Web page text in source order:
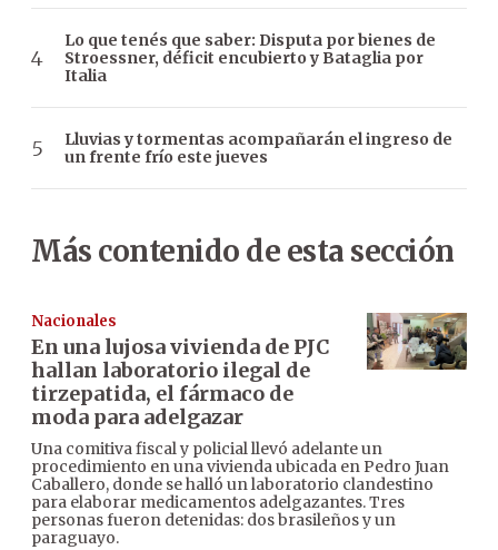
Lo que tenés que saber: Disputa por bienes de
Stroessner, déficit encubierto y Bataglia por
Italia
Lluvias y tormentas acompañarán el ingreso de
un frente frío este jueves
Más contenido de esta sección
Nacionales
En una lujosa vivienda de PJC
hallan laboratorio ilegal de
tirzepatida, el fármaco de
moda para adelgazar
Una comitiva fiscal y policial llevó adelante un
procedimiento en una vivienda ubicada en Pedro Juan
Caballero, donde se halló un laboratorio clandestino
para elaborar medicamentos adelgazantes. Tres
personas fueron detenidas: dos brasileños y un
paraguayo.